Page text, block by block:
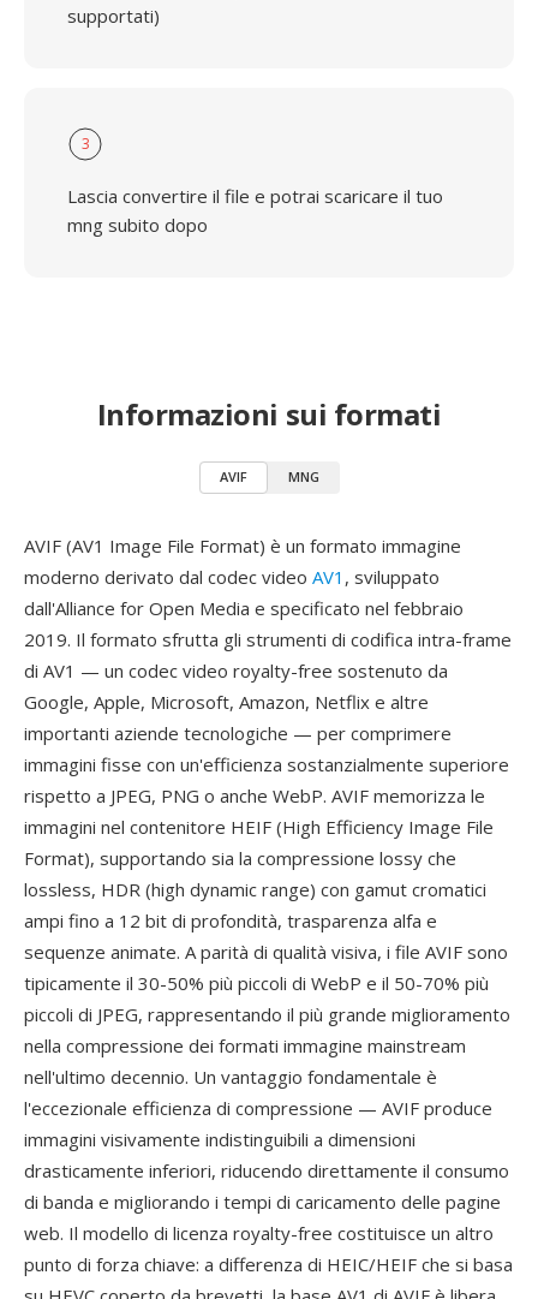
supportati)
3
Lascia convertire il file e potrai scaricare il tuo
mng subito dopo
Informazioni sui formati
AVIF MNG
AVIF (AV1 Image File Format) è un formato immagine
moderno derivato dal codec video AV1 , sviluppato
dall'Alliance for Open Media e specificato nel febbraio
2019. Il formato sfrutta gli strumenti di codifica intra-frame
di AV1 — un codec video royalty-free sostenuto da
Google, Apple, Microsoft, Amazon, Netflix e altre
importanti aziende tecnologiche — per comprimere
immagini fisse con un'efficienza sostanzialmente superiore
rispetto a JPEG, PNG o anche WebP. AVIF memorizza le
immagini nel contenitore HEIF (High Efficiency Image File
Format), supportando sia la compressione lossy che
lossless, HDR (high dynamic range) con gamut cromatici
ampi fino a 12 bit di profondità, trasparenza alfa e
sequenze animate. A parità di qualità visiva, i file AVIF sono
tipicamente il 30-50% più piccoli di WebP e il 50-70% più
piccoli di JPEG, rappresentando il più grande miglioramento
nella compressione dei formati immagine mainstream
nell'ultimo decennio. Un vantaggio fondamentale è
l'eccezionale efficienza di compressione — AVIF produce
immagini visivamente indistinguibili a dimensioni
drasticamente inferiori, riducendo direttamente il consumo
di banda e migliorando i tempi di caricamento delle pagine
web. Il modello di licenza royalty-free costituisce un altro
punto di forza chiave: a differenza di HEIC/HEIF che si basa